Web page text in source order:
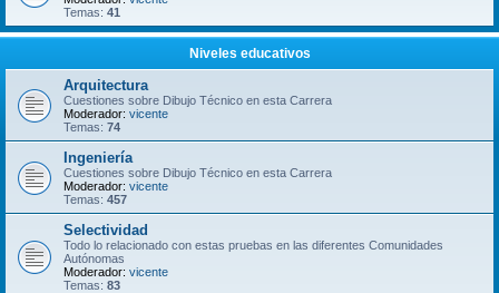
Temas: 41
Niveles educativos
Arquitectura
Cuestiones sobre Dibujo Técnico en esta Carrera
Moderador: vicente
Temas: 74
Ingeniería
Cuestiones sobre Dibujo Técnico en esta Carrera
Moderador: vicente
Temas: 457
Selectividad
Todo lo relacionado con estas pruebas en las diferentes Comunidades
Autónomas
Moderador: vicente
Temas: 83